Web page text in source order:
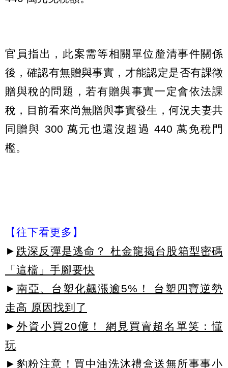
官員指出，此案需等相關單位釐清事件關係
後，確認有無贈與事實，才能認定是否有課徵
贈與稅的問題，若有贈與事實一定會依法課
稅，目前看來尚無贈與事實發生，何況夫妻共
同贈與 300 萬元也還沒超過 440 萬免稅門
檻。
【往下看更多】
► 跌深反彈是逃命？ 杜金龍揭台股箱型密碼
「這檔」手腳要快
► 南亞、台塑化飆漲逾5%！ 台塑四寶逆勢
走高 原因找到了
► 外資小買20億！ 網見買賣超名單笑：懂
玩
►豹粉注意！買中油洗沐禮盒送無所事事小